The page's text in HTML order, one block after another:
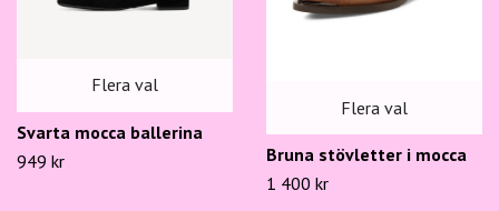
Flera val
Svarta mocca ballerina
949 kr
Flera val
Bruna stövletter i mocca
1 400 kr